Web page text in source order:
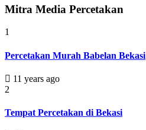
Mitra Media Percetakan
1
Percetakan Murah Babelan Bekasi
11 years ago
2
Tempat Percetakan di Bekasi